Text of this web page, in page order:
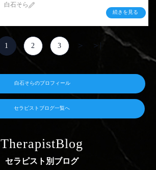
白石そら
続きを見る
1 2 3 ＞ ＞|
白石そらのプロフィール
セラピストブログ一覧へ
TherapistBlog
セラピスト別ブログ